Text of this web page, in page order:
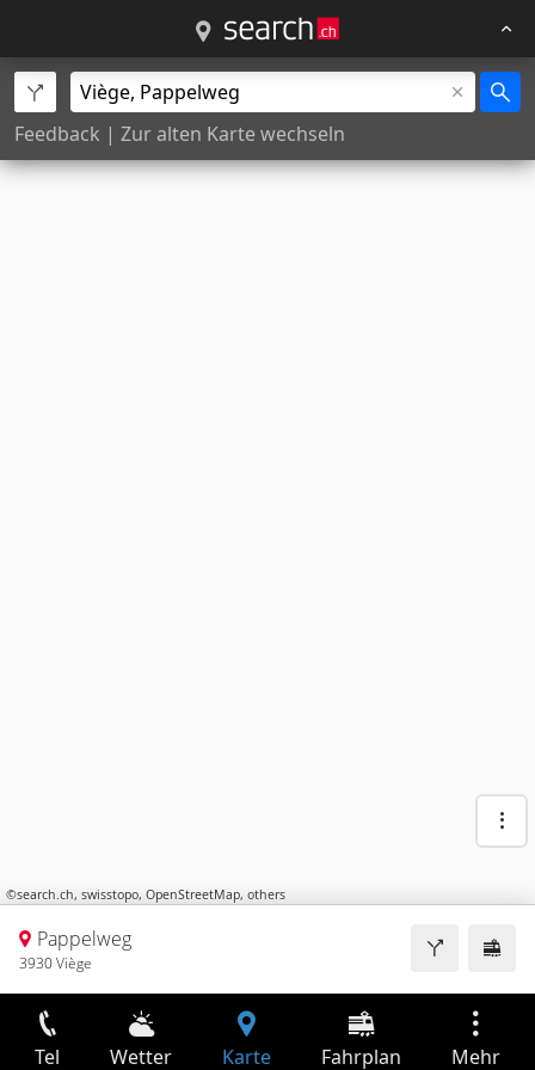
Feedback | Zur alten Karte wechseln
©search.ch, swisstopo, OpenStreetMap, others
Pappelweg
3930 Viège
Tel Wetter Karte Fahrplan Mehr